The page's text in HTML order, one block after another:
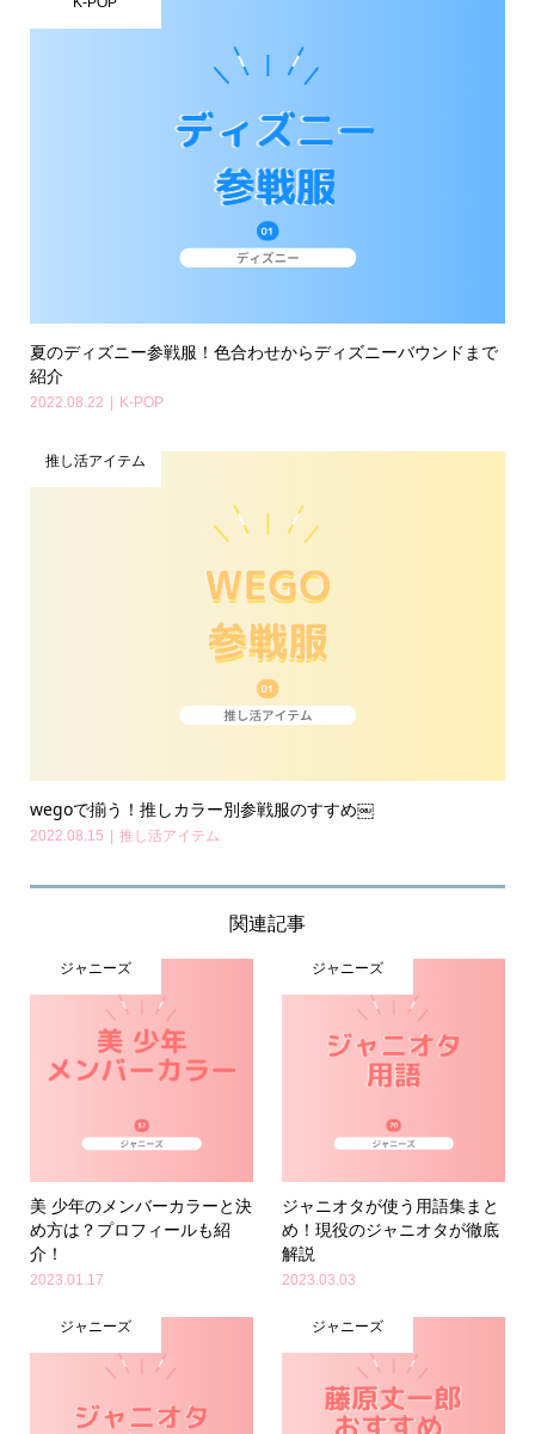
夏のディズニー参戦服！色合わせからディズニーバウンドまで
紹介
2022.08.22 K-POP
推し活アイテム
wegoで揃う！推しカラー別参戦服のすすめ￼
2022.08.15 推し活アイテム
関連記事
ジャニーズ
美 少年のメンバーカラーと決
め方は？プロフィールも紹
介！
2023.01.17
ジャニーズ
ジャニオタが使う用語集まと
め！現役のジャニオタが徹底
解説
2023.03.03
ジャニーズ ジャニーズ